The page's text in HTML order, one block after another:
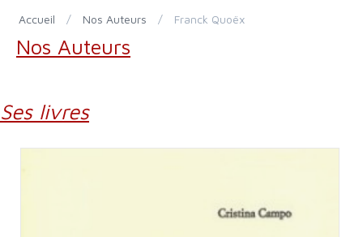
Accueil / Nos Auteurs / Franck Quoëx
Nos Auteurs
Ses livres